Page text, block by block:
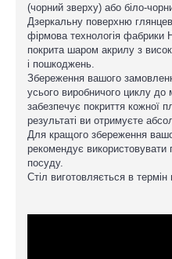
(чорний зверху) або біло-
Дзеркальну поверхню
фірмова технологія
покрита шаром акрилу з
і пошкоджень.
Збереження вашого
усього виробничого циклу
забезпечує покриття кожної
результаті ви отримуєте
Для кращого збереження
рекомендує використовувати
посуду.
Стіл виготовляється в термін